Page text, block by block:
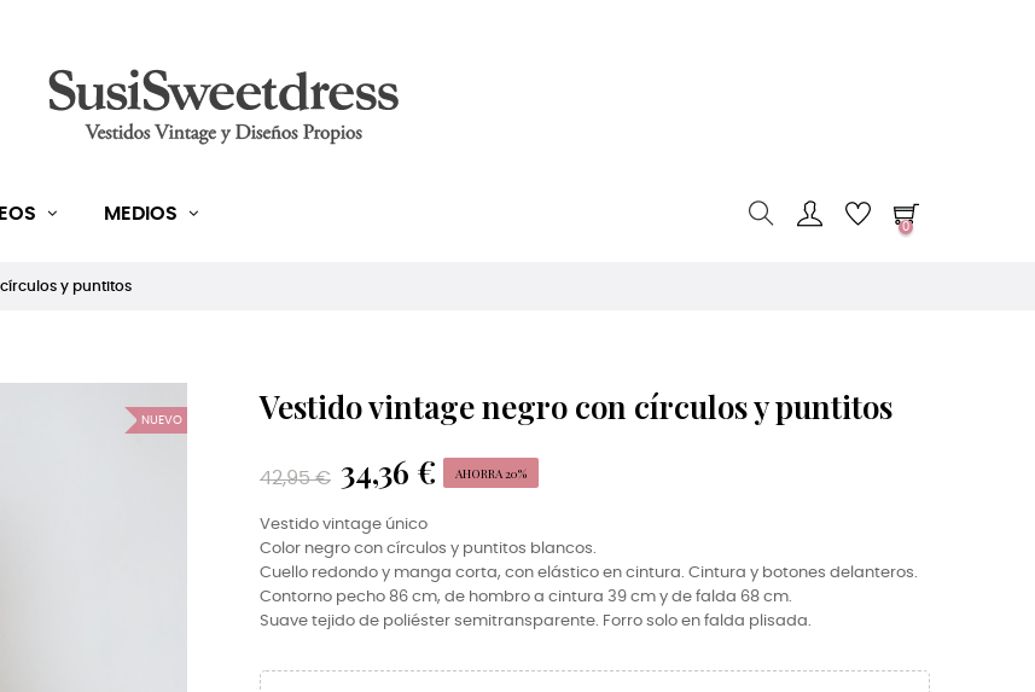
MEDIOS
0
y puntitos
NUEVO Vestido vintage negro con círculos y puntitos
42,95 € 34,36 € AHORRA 20%
Vestido vintage único
Color negro con círculos y puntitos blancos.
Cuello redondo y manga corta, con elástico en cintura. Cintura y botones delanteros.
Contorno pecho 86 cm, de hombro a cintura 39 cm y de falda 68 cm.
Suave tejido de poliéster semitransparente. Forro solo en falda plisada.